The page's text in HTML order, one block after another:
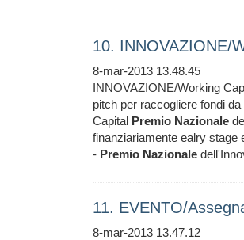
10. INNOVAZIONE/
8-mar-2013 13.48.45
INNOVAZIONE/Working
pitch per raccogliere fondi
Capital Premio Nazionale
finanziariamente ealry stage
- Premio Nazionale
11. EVENTO/
8-mar-2013 13.47.12